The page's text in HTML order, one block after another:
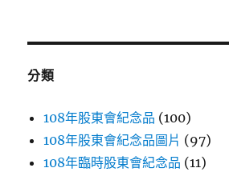
鍵
分類
108年股東會紀念品 (100)
108年股東會紀念品圖片 (97)
108年臨時股東會紀念品 (11)